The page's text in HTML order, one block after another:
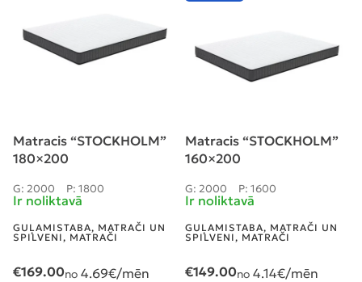
Matracis “STOCKHOLM”
180×200
G: 2000 P: 1800
Ir noliktavā
GUĻAMISTABA, MATRAČI UN
SPILVENI, MATRAČI
€169.00no 4.69€/mēn
Matracis “STOCKHOLM”
160×200
G: 2000 P: 1600
Ir noliktavā
GUĻAMISTABA, MATRAČI UN
SPILVENI, MATRAČI
€149.00no 4.14€/mēn